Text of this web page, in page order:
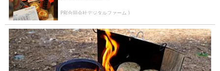
PR(合同会社デジタルファーム )